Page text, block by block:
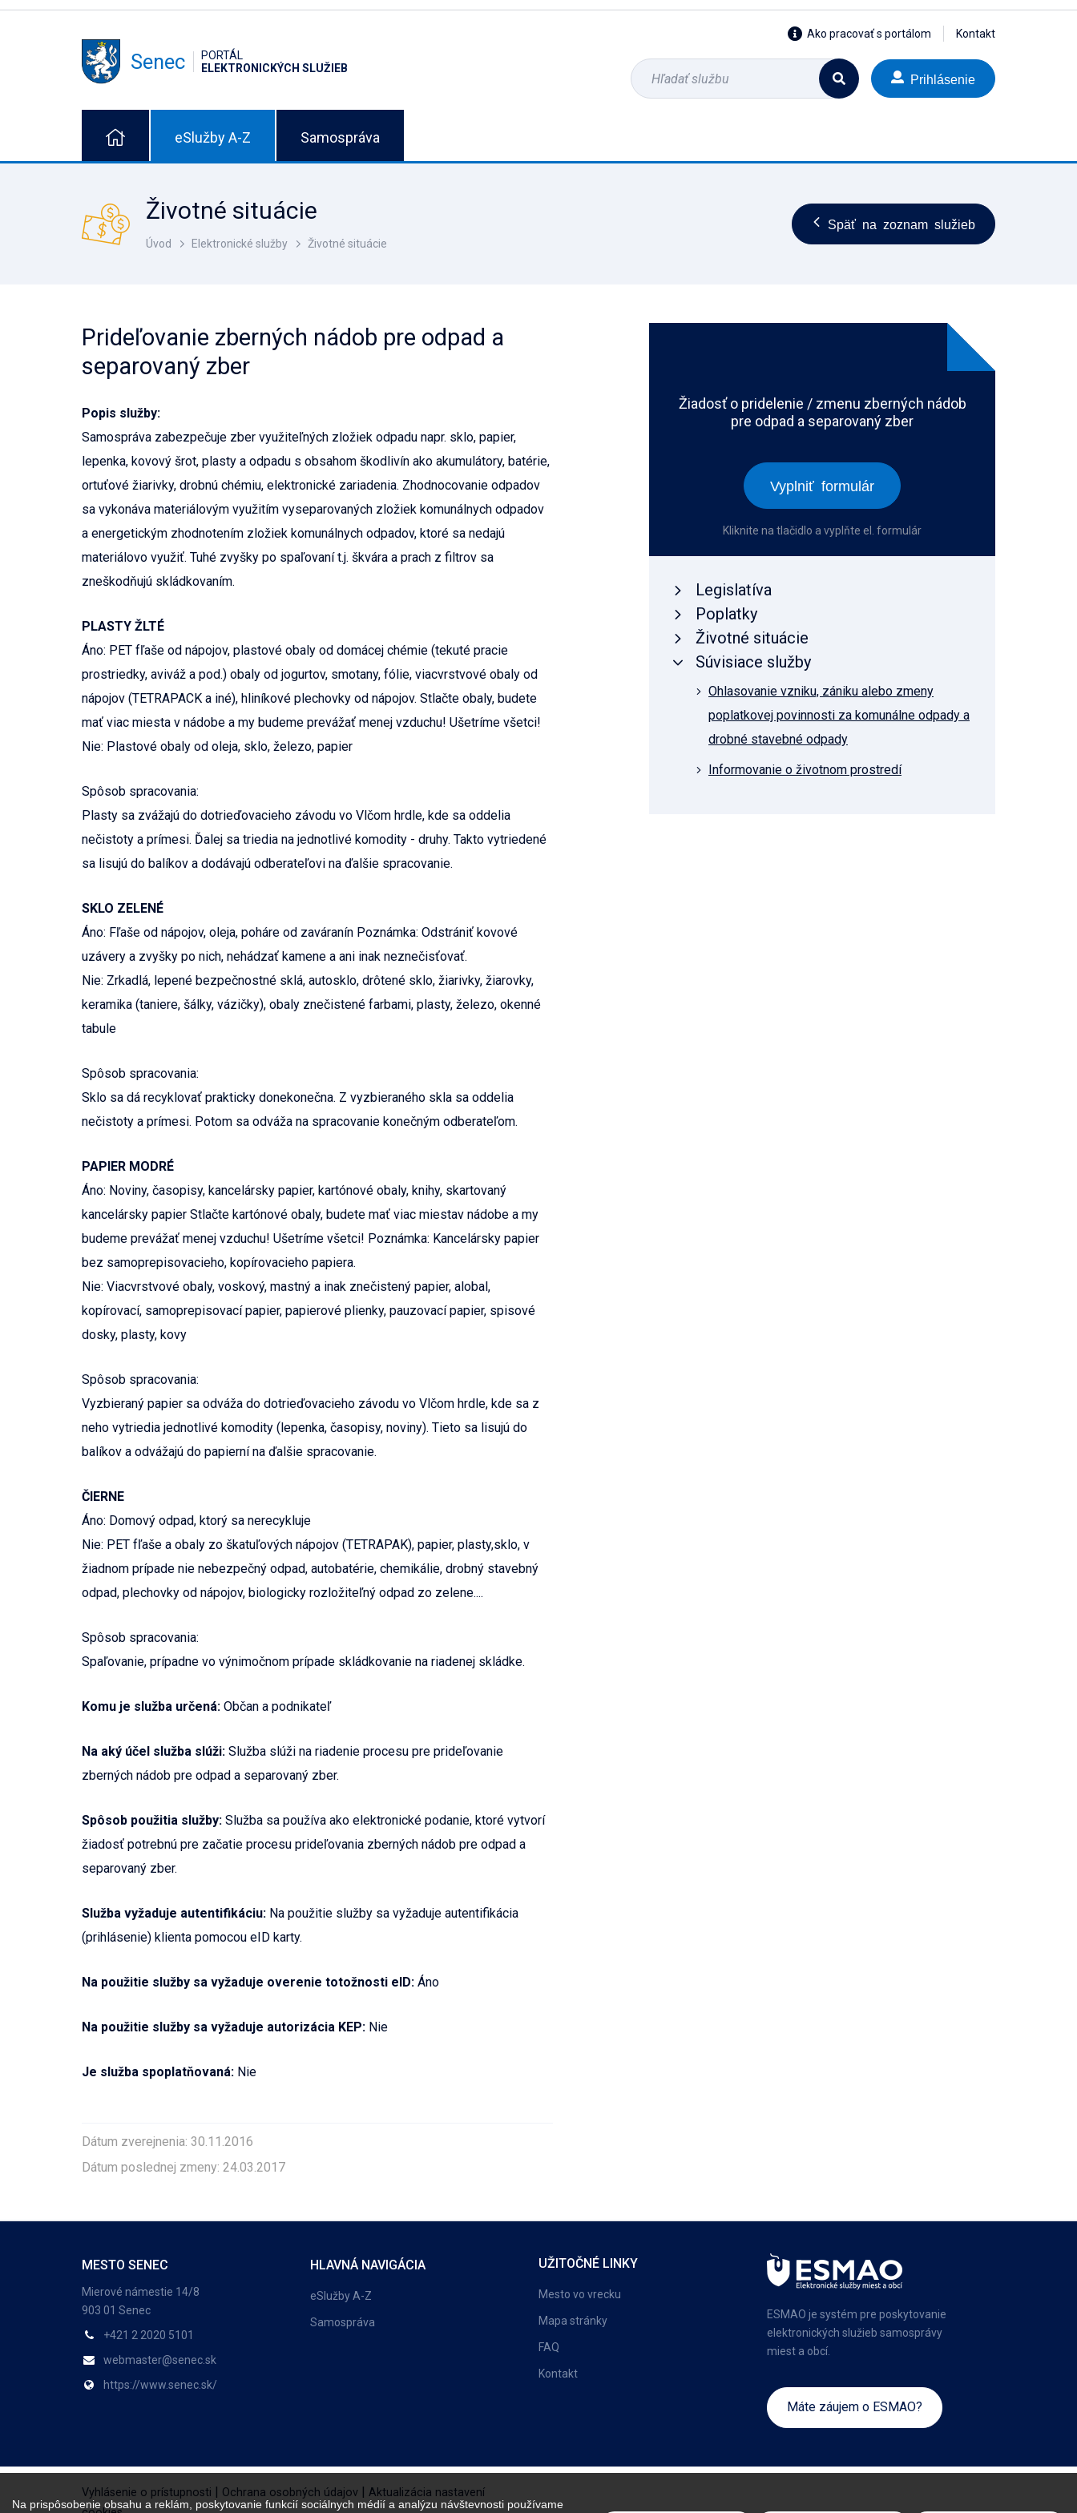
Na prispôsobenie obsahu a reklám, poskytovanie funkcií sociálnych médií a analýzu návštevnosti používame
Senec
PORTÁL
ELEKTRONICKÝCH SLUŽIEB
Ako pracovať s portálom Kontakt
Prihlásenie
eSlužby A-Z Samospráva
Životné situácie
Úvod Elektronické služby Životné situácie
Späť na zoznam služieb
Prideľovanie zberných nádob pre odpad a
separovaný zber
Popis služby:
Samospráva zabezpečuje zber využiteľných zložiek odpadu napr. sklo, papier,
lepenka, kovový šrot, plasty a odpadu s obsahom škodlivín ako akumulátory, batérie,
ortuťové žiarivky, drobnú chémiu, elektronické zariadenia. Zhodnocovanie odpadov
sa vykonáva materiálovým využitím vyseparovaných zložiek komunálnych odpadov
a energetickým zhodnotením zložiek komunálnych odpadov, ktoré sa nedajú
materiálovo využiť. Tuhé zvyšky po spaľovaní t.j. škvára a prach z filtrov sa
zneškodňujú skládkovaním.
PLASTY ŽLTÉ
Áno: PET fľaše od nápojov, plastové obaly od domácej chémie (tekuté pracie
prostriedky, aviváž a pod.) obaly od jogurtov, smotany, fólie, viacvrstvové obaly od
nápojov (TETRAPACK a iné), hliníkové plechovky od nápojov. Stlačte obaly, budete
mať viac miesta v nádobe a my budeme prevážať menej vzduchu! Ušetríme všetci!
Nie: Plastové obaly od oleja, sklo, železo, papier
Spôsob spracovania:
Plasty sa zvážajú do dotrieďovacieho závodu vo Vlčom hrdle, kde sa oddelia
nečistoty a prímesi. Ďalej sa triedia na jednotlivé komodity - druhy. Takto vytriedené
sa lisujú do balíkov a dodávajú odberateľovi na ďalšie spracovanie.
SKLO ZELENÉ
Áno: Fľaše od nápojov, oleja, poháre od zaváranín Poznámka: Odstrániť kovové
uzávery a zvyšky po nich, nehádzať kamene a ani inak neznečisťovať.
Nie: Zrkadlá, lepené bezpečnostné sklá, autosklo, drôtené sklo, žiarivky, žiarovky,
keramika (taniere, šálky, vázičky), obaly znečistené farbami, plasty, železo, okenné
tabule
Spôsob spracovania:
Sklo sa dá recyklovať prakticky donekonečna. Z vyzbieraného skla sa oddelia
nečistoty a prímesi. Potom sa odváža na spracovanie konečným odberateľom.
PAPIER MODRÉ
Áno: Noviny, časopisy, kancelársky papier, kartónové obaly, knihy, skartovaný
kancelársky papier Stlačte kartónové obaly, budete mať viac miestav nádobe a my
budeme prevážať menej vzduchu! Ušetríme všetci! Poznámka: Kancelársky papier
bez samoprepisovacieho, kopírovacieho papiera.
Nie: Viacvrstvové obaly, voskový, mastný a inak znečistený papier, alobal,
kopírovací, samoprepisovací papier, papierové plienky, pauzovací papier, spisové
dosky, plasty, kovy
Spôsob spracovania:
Vyzbieraný papier sa odváža do dotrieďovacieho závodu vo Vlčom hrdle, kde sa z
neho vytriedia jednotlivé komodity (lepenka, časopisy, noviny). Tieto sa lisujú do
balíkov a odvážajú do papierní na ďalšie spracovanie.
ČIERNE
Áno: Domový odpad, ktorý sa nerecykluje
Nie: PET fľaše a obaly zo škatuľových nápojov (TETRAPAK), papier, plasty,sklo, v
žiadnom prípade nie nebezpečný odpad, autobatérie, chemikálie, drobný stavebný
odpad, plechovky od nápojov, biologicky rozložiteľný odpad zo zelene....
Spôsob spracovania:
Spaľovanie, prípadne vo výnimočnom prípade skládkovanie na riadenej skládke.
Komu je služba určená: Občan a podnikateľ
Na aký účel služba slúži: Služba slúži na riadenie procesu pre prideľovanie
zberných nádob pre odpad a separovaný zber.
Spôsob použitia služby: Služba sa používa ako elektronické podanie, ktoré vytvorí
žiadosť potrebnú pre začatie procesu prideľovania zberných nádob pre odpad a
separovaný zber.
Služba vyžaduje autentifikáciu: Na použitie služby sa vyžaduje autentifikácia
(prihlásenie) klienta pomocou eID karty.
Na použitie služby sa vyžaduje overenie totožnosti eID: Áno
Na použitie služby sa vyžaduje autorizácia KEP: Nie
Je služba spoplatňovaná: Nie
Dátum zverejnenia: 30.11.2016
Dátum poslednej zmeny: 24.03.2017
Žiadosť o pridelenie / zmenu zberných nádob
pre odpad a separovaný zber
Vyplniť formulár
Kliknite na tlačidlo a vyplňte el. formulár
Legislatíva
Poplatky
Životné situácie
Súvisiace služby
Ohlasovanie vzniku, zániku alebo zmeny
poplatkovej povinnosti za komunálne odpady a
drobné stavebné odpady
Informovanie o životnom prostredí
MESTO SENEC
Mierové námestie 14/8
903 01 Senec
+421 2 2020 5101
webmaster@senec.sk
https://www.senec.sk/
HLAVNÁ NAVIGÁCIA
eSlužby A-Z
Samospráva
UŽITOČNÉ LINKY
Mesto vo vrecku
Mapa stránky
FAQ
Kontakt
ESMAO je systém pre poskytovanie
elektronických služieb samosprávy
miest a obcí.
Máte záujem o ESMAO?
Vyhlásenie o prístupnosti | Ochrana osobných údajov | Aktualizácia nastavení